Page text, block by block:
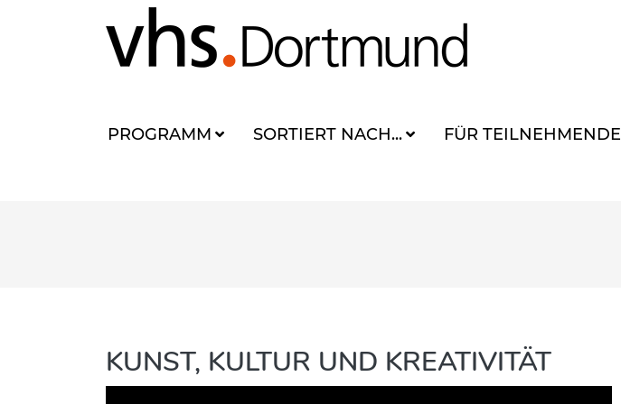
PROGRAMM SORTIERT NACH... FÜR TEILNEHMENDE
KUNST, KULTUR UND KREATIVITÄT